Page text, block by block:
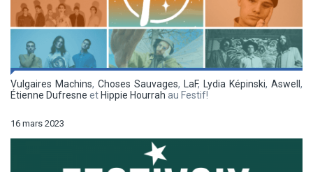
Vulgaires Machins, Choses Sauvages, LaF, Lydia Képinski, Aswell ,
Étienne Dufresne et Hippie Hourrah au Festif!
16 mars 2023